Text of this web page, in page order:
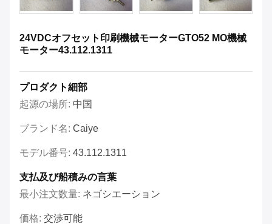
24VDCオフセット印刷機械モーターGTO52 MO機械
モーター43.112.1311
プロダクト細部
起源の場所: 中国
ブランド名: Caiye
モデル番号: 43.112.1311
支払及び船積みの言葉
最小注文数量: ネゴシエーション
価格: 交渉可能